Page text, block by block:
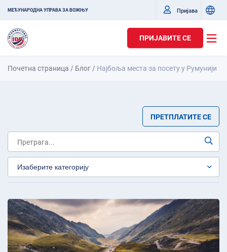
МЕЂУНАРОДНА УПРАВА ЗА ВОЖЊУ Пријава
ПРИЈАВИТЕ СЕ
Почетна страница / Блог / Најбоља места за посету у Румунији
ПРЕТПЛАТИТЕ СЕ